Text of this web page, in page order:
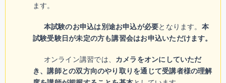
ます。
本試験のお申込は別途お申込が必要となります。 本
試験受験日が未定の方も講習会はお申込いただけます。
オンライン講習では、 カメラをオンにしていただ
き、講師との双方向のやり取りを通じて受講者様の理解